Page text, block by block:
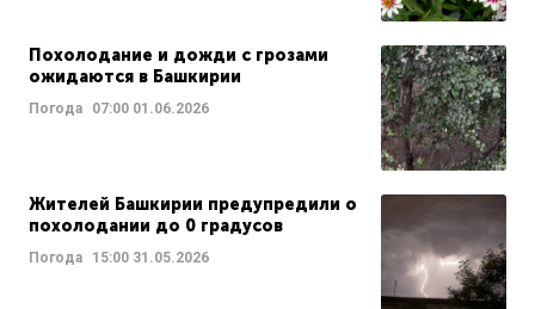
Похолодание и дожди с грозами
ожидаются в Башкирии
Погода 07:00 01.06.2026
Жителей Башкирии предупредили о
похолодании до 0 градусов
Погода 15:00 31.05.2026